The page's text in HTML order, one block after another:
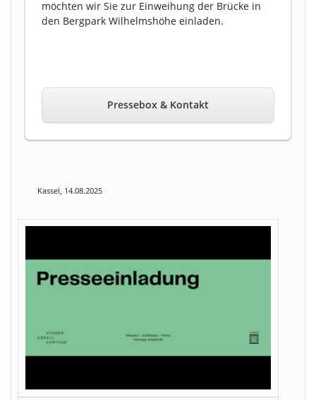
möchten wir Sie zur Einweihung der Brücke in
den Bergpark Wilhelmshöhe einladen.
Pressebox & Kontakt
Kassel, 14.08.2025